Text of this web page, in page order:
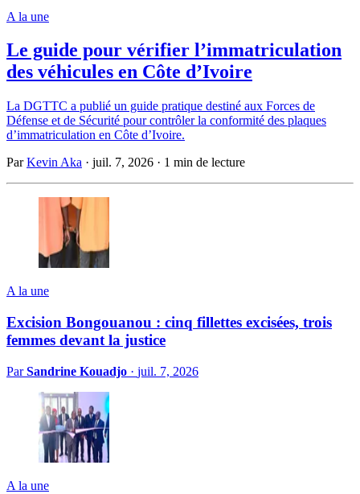
A la une
Le guide pour vérifier l’immatriculation
des véhicules en Côte d’Ivoire
La DGTTC a publié un guide pratique destiné aux Forces de
Défense et de Sécurité pour contrôler la conformité des plaques
d’immatriculation en Côte d’Ivoire.
ParKevin Aka · juil. 7, 2026 · 1 min de lecture
A la une
Excision Bongouanou : cinq fillettes excisées, trois
femmes devant la justice
ParSandrine Kouadjo · juil. 7, 2026
A la une